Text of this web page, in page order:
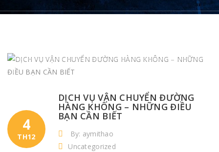
4
TH12
DỊCH VỤ VẬN CHUYỂN ĐƯỜNG
HÀNG KHÔNG – NHỮNG ĐIỀU
BẠN CẦN BIẾT
By: aymithao
Uncategorized